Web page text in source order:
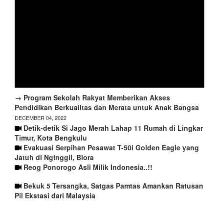
→ Program Sekolah Rakyat Memberikan Akses
Pendidikan Berkualitas dan Merata untuk Anak Bangsa
DECEMBER 04, 2022
Detik-detik Si Jago Merah Lahap 11 Rumah di Lingkar
Timur, Kota Bengkulu
Evakuasi Serpihan Pesawat T-50i Golden Eagle yang
Jatuh di Nginggil, Blora
Reog Ponorogo Asli Milik Indonesia..!!
Bekuk 5 Tersangka, Satgas Pamtas Amankan Ratusan
Pil Ekstasi dari Malaysia